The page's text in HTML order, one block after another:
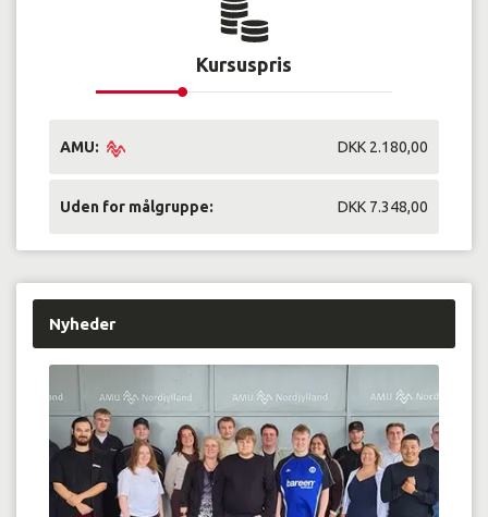
Kursuspris
AMU: DKK 2.180,00
Uden for målgruppe: DKK 7.348,00
Nyheder